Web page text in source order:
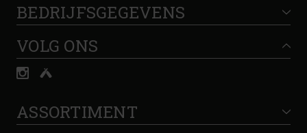
BEDRIJFSGEGEVENS
VOLG ONS
ASSORTIMENT